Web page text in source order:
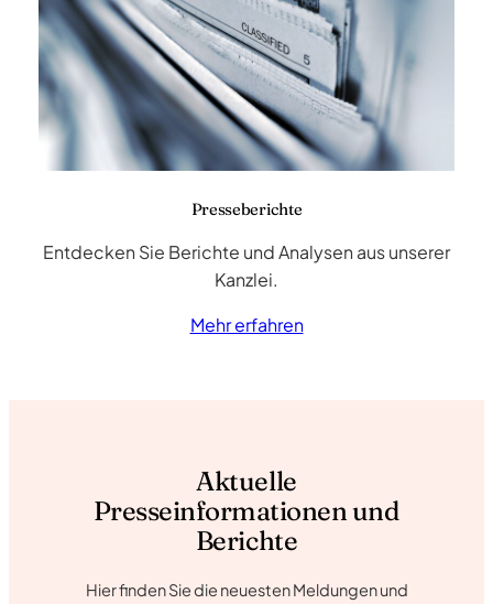
Presseberichte
Entdecken Sie Berichte und Analysen aus unserer
Kanzlei.
Mehr erfahren
Aktuelle
Presseinformationen und
Berichte
Hier finden Sie die neuesten Meldungen und